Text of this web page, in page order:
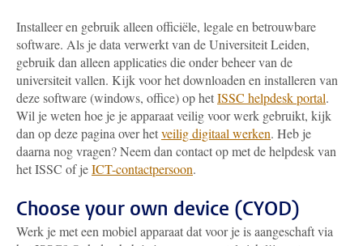
Installeer en gebruik alleen officiële, legale en betrouwbare
software. Als je data verwerkt van de Universiteit Leiden,
gebruik dan alleen applicaties die onder beheer van de
universiteit vallen. Kijk voor het downloaden en installeren van
deze software (windows, office) op hetISSC helpdesk portal.
Wil je weten hoe je je apparaat veilig voor werk gebruikt, kijk
dan op deze pagina over hetveilig digitaal werken. Heb je
daarna nog vragen? Neem dan contact op met de helpdesk van
het ISSC of jeICT-contactpersoon.
Choose your own device (CYOD)
Werk je met een mobiel apparaat dat voor je is aangeschaft via